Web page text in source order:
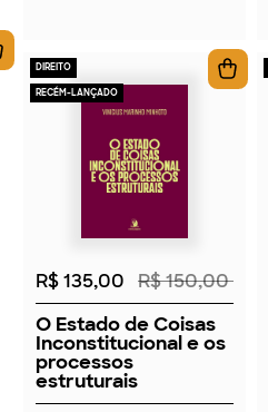
DIREITO
RECÉM-LANÇADO
2026
R$ 135,00 R$ 150,00
O Estado de Coisas
Inconstitucional e os
processos
estruturais